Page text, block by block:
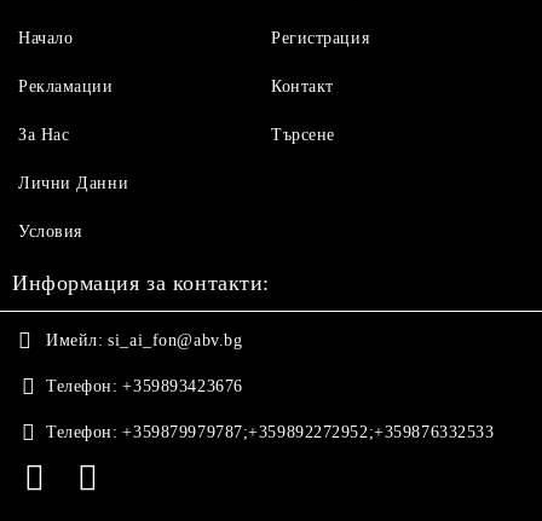
Начало
Рекламации
За Нас
Регистрация
Контакт
Търсене
Лични Данни
Условия
Информация за контакти:
Имейл: si_ai_fon@abv.bg
Телефон: +359893423676
Телефон: +359879979787;+359892272952;+359876332533